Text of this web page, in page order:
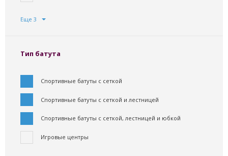
Еще 3
Тип батута
Спортивные батуты с сеткой
Спортивные батуты с сеткой и лестницей
Спортивные батуты с сеткой, лестницей и юбкой
Игровые центры